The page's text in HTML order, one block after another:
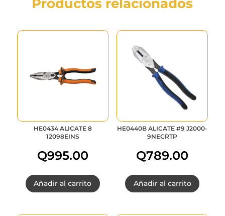
Productos relacionados
HE0434 ALICATE 8
12098EINS
Q995.00
Añadir al carrito
HE0440B ALICATE #9 J2000-
9NECRTP
Q789.00
Añadir al carrito